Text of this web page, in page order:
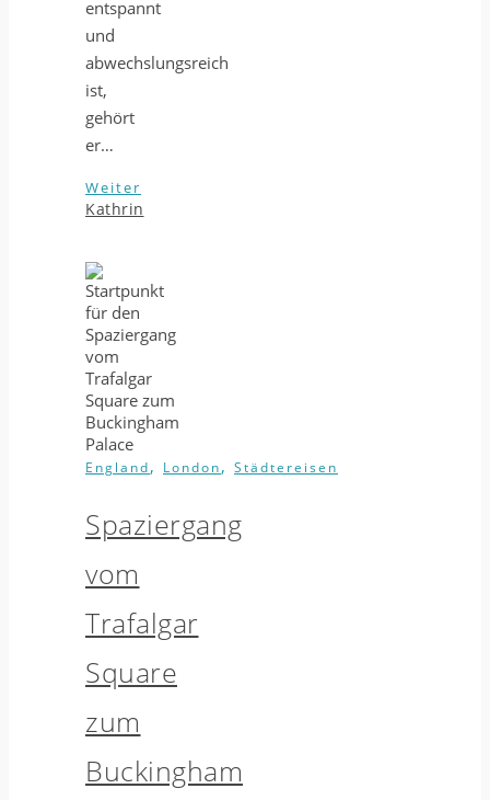
entspannt
und
abwechslungsreich
ist,
gehört
er…
Weiter
Kathrin
England, London, Städtereisen
Spaziergang
vom
Trafalgar
Square
zum
Buckingham